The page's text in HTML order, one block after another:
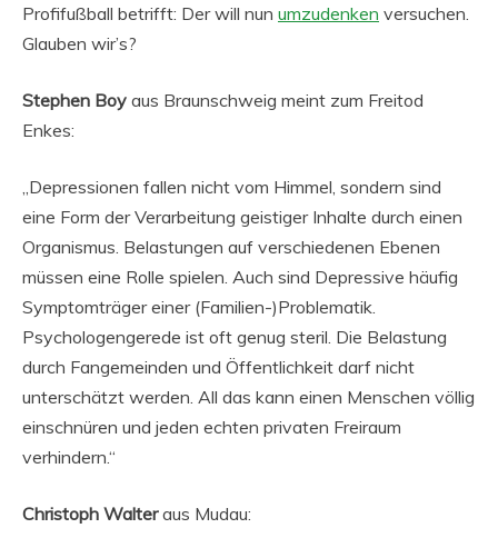
Profifußball betrifft: Der will nun umzudenken versuchen.
Glauben wir’s?
Stephen Boy aus Braunschweig meint zum Freitod
Enkes:
„Depressionen fallen nicht vom Himmel, sondern sind
eine Form der Verarbeitung geistiger Inhalte durch einen
Organismus. Belastungen auf verschiedenen Ebenen
müssen eine Rolle spielen. Auch sind Depressive häufig
Symptomträger einer (Familien-)Problematik.
Psychologengerede ist oft genug steril. Die Belastung
durch Fangemeinden und Öffentlichkeit darf nicht
unterschätzt werden. All das kann einen Menschen völlig
einschnüren und jeden echten privaten Freiraum
verhindern.“
Christoph Walteraus Mudau: